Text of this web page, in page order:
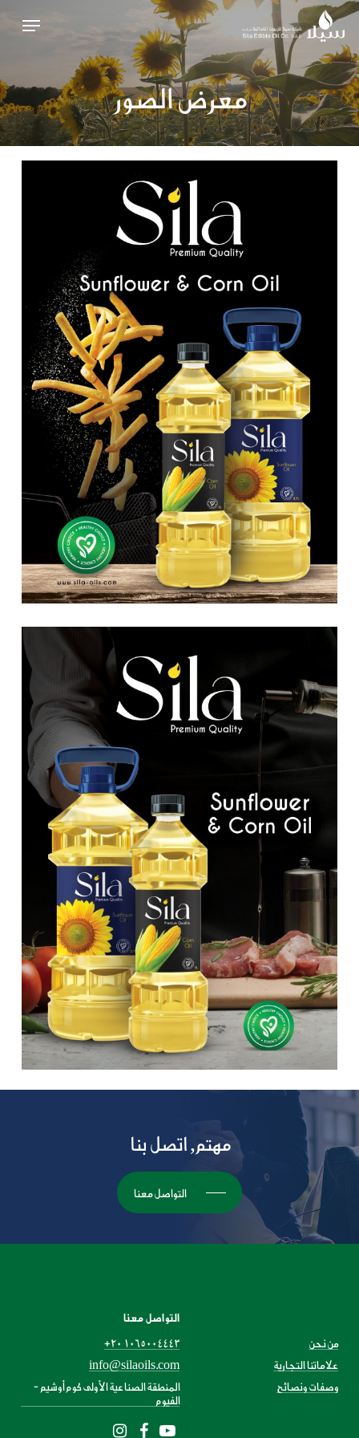
Skip
main
content
Menu
معرض الصور
التواصل معنا
مهتم,اتصلبنا
التواصل معنا
+20 1065004443
info@silaoils.com
المنطقة الصناعية الأولى كوم أوشيم -
الفيوم
من نحن
علاماتنا التجارية
وصفات ونصائح
Close
Menu